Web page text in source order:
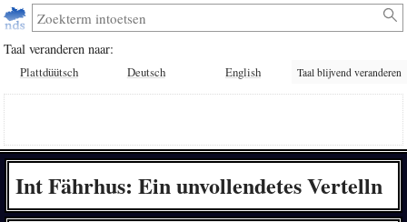
Taal veranderen naar:
Plattdüütsch Deutsch English Taal blijvend veranderen
Int Fährhus: Ein unvollendetes Vertelln